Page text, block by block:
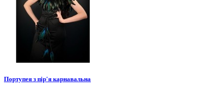
Портупея з пір'я карнавальна